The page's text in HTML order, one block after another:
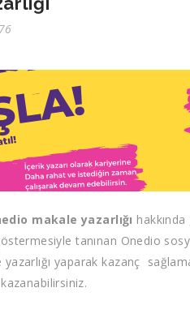
makale yazarlığı
tanınan Onedio
yaparak kazanç